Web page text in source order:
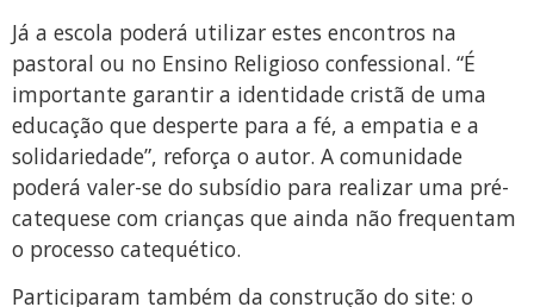
Já a escola poderá utilizar estes encontros na
pastoral ou no Ensino Religioso confessional. “É
importante garantir a identidade cristã de uma
educação que desperte para a fé, a empatia e a
solidariedade”, reforça o autor. A comunidade
poderá valer-se do subsídio para realizar uma pré-
catequese com crianças que ainda não frequentam
o processo catequético.
Participaram também da construção do site: o